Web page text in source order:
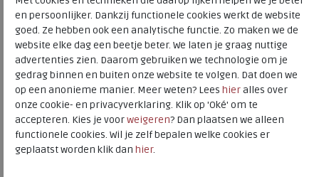
Wolky
Toon alles vanWolky
Kleur Cognac
Materiaal
Leer
Uitneembaar voetbed
ja
en persoonlijker. Dankzij functionele cookies werkt de website
goed. Ze hebben ook een analytische functie. Zo maken we de
website elke dag een beetje beter. We laten je graag nuttige
advertenties zien. Daarom gebruiken we technologie om je
gedrag binnen en buiten onze website te volgen. Dat doen we
op een anonieme manier. Meer weten? Lees hieralles over
onze cookie- en privacyverklaring. Klik op 'Oké' om te
accepteren. Kies je voorweigeren? Dan plaatsen we alleen
functionele cookies. Wil je zelf bepalen welke cookies er
geplaatst worden klik dan hier.